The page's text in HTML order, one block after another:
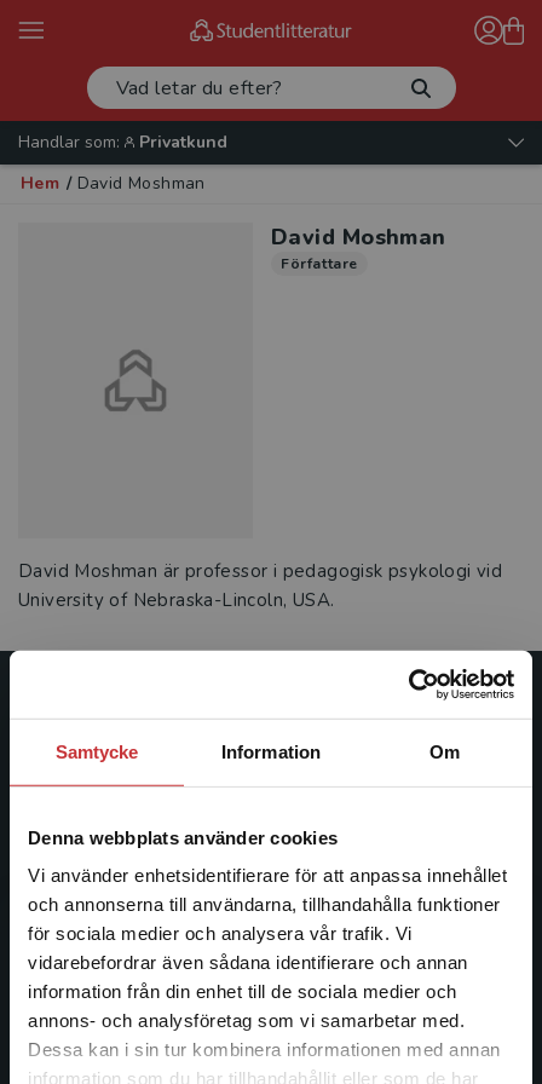
Samtycke Information Om
Denna webbplats använder cookies
Vi använder enhetsidentifierare för att anpassa innehållet
och annonserna till användarna, tillhandahålla funktioner
för sociala medier och analysera vår trafik. Vi
vidarebefordrar även sådana identifierare och annan
information från din enhet till de sociala medier och
annons- och analysföretag som vi samarbetar med.
Dessa kan i sin tur kombinera informationen med annan
information som du har tillhandahållit eller som de har
Begränsad fraktregion
Handlar som:
Privatkund
Hem / David Moshman
David Moshman
Författare
David Moshman är professor i pedagogisk psykologi vid
University of Nebraska-Lincoln, USA.
Studentlitteratur
Studentlitteratur grundades 1963 och är idag Sveriges
facklitteratur, utbildningar och digitala
informationstjänster i utbudet, finns Studentlitteratur med
längs hela kunskapsresan.
Kontakta oss
Kontakta oss
046-31 20 00